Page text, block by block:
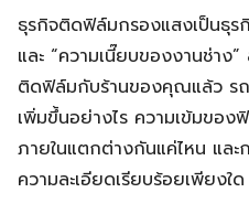
ธุรกิจติดฟิล์มกรองแสงเป็นธุร
และ “ความเนี๊ยบของงานช่าง
ติดฟิล์มกับร้านของคุณแล้ว รถ
เพิ่มขึ้นอย่างไร ความเข้มขอ
ภายในแตกต่างกันแค่ไหน และ
ความละเอียดเรียบร้อยเพียงใด